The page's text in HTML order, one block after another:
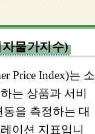
물가지수)
Price Index)는 소
는 상품과 서비
동을 측정하는 대
이션 지표입니